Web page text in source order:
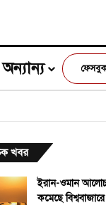
অন্যান্য
খবর
ইরান-ওমান
কমেছে